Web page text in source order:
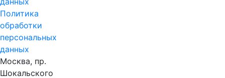
Политика
обработки
персональных
данных
Москва, пр.
Шокальского